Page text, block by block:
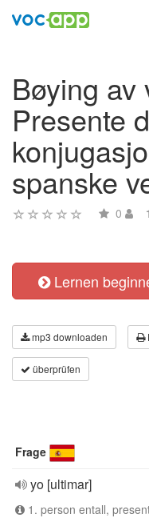
Bøying av
Presente
spanske
0
Lernen
mp3 downloaden
überprüfen
Frage
yo [ultimar]
1. person entall,